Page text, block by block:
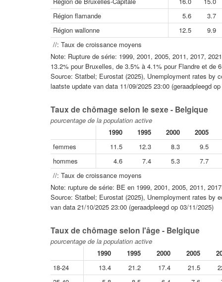
Région flamande
5.6
3.7
Région wallonne
12.5
9.9
//: Taux de croissance moyens
Note: Rupture de série: 1999, 2001, 2005, 2011, 2017,
13.2% pour Bruxelles, de 3.5% à 4.1% pour Flandre et de
Source: Statbel; Eurostat (2025), Unemployment rates by
laatste update van data 11/09/2025 23:00 (geraadpleegd
Taux de chômage selon le sexe - Belgique
pourcentage de la population active
1990
1995 2000
2005
femmes
11.5 12.3 8.3
9.5
hommes
4.6 7.4 5.3
7.7
//: Taux de croissance moyens
Note: rupture de série: BE en 1999, 2001, 2005, 2011,
Source: Statbel; Eurostat (2025), Unemployment rates by
van data 21/10/2025 23:00 (geraadpleegd op 03/11/2025)
Taux de chômage selon l'âge - Belgique
pourcentage de la population active
1990
1995 2000 2005
18-24
13.4 21.2 17.4 21.5